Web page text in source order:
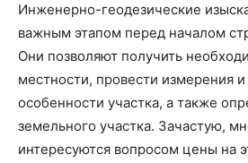
Инженерно-геодезические
важным этапом перед началом
Они позволяют получить
местности, провести измерения
особенности участка, а также
земельного участка. Зачастую,
интересуются вопросом цены на